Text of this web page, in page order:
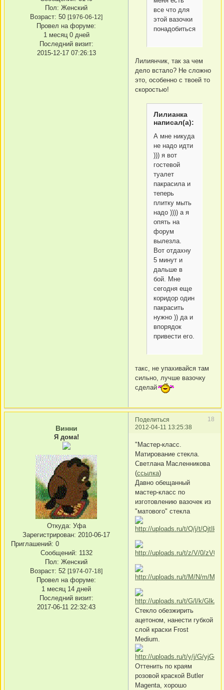
Пол: Женский
Возраст: 50 [1976-06-12]
Провел на форуме:
1 месяц 0 дней
Последний визит:
2015-12-17 07:26:13
все что для
этой вазочки
понадобиться
Лилиянчик, так за чем
дело встало? Не сложно
это, особенно с твоей то
скоростью!
Лилианка
написал(а):
А мне никуда
не надо идти
))) я вот
гостевой
туалет
пакрасила и
теперь
плитку мыть
надо )))) а я
опять на
форум
вылезла.
Вот отдахну
5 минут и
дальше в
бой. Мне
сегодня еще
коридор один
пакрасить
нужно )) да и
впорядок
привести его.
такс, не упахивайся там
сильно, лучше вазочку
сделай
Поделиться
18
2012-04-11 13:25:38
Винни
Я дома!
Откуда: Уфа
Зарегистрирован: 2010-06-17
Приглашений: 0
Сообщений: 1132
Пол: Женский
Возраст: 52 [1974-07-18]
Провел на форуме:
1 месяц 14 дней
Последний визит:
2017-06-11 22:32:43
"Мастер-класс.
Матирование стекла.
Светлана Масленникова
(ссылка)
Давно обещанный
мастер-класс по
изготовлению вазочек из
"матового" стекла
Стекло обезжирить
ацетоном, нанести губкой
слой краски Frost
Medium.
Оттенить по краям
розовой краской Butler
Magenta, хорошо